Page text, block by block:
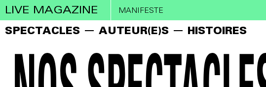
LIVE MAGAZINE MANIFESTE
SPECTACLES AUTEUR(E)S HISTOIRES